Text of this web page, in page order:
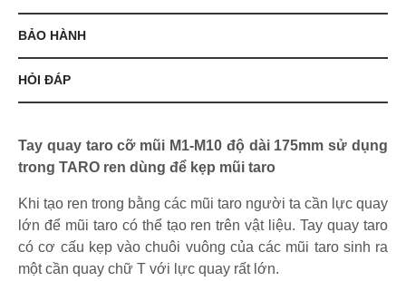
BẢO HÀNH
HỎI ĐÁP
Tay quay taro cỡ mũi M1-M10 độ dài 175mm sử dụng
trong TARO ren dùng để kẹp mũi taro
Khi tạo ren trong bằng các mũi taro người ta cần lực quay
lớn để mũi taro có thể tạo ren trên vật liệu. Tay quay taro
có cơ cấu kẹp vào chuôi vuông của các mũi taro sinh ra
một cần quay chữ T với lực quay rất lớn.